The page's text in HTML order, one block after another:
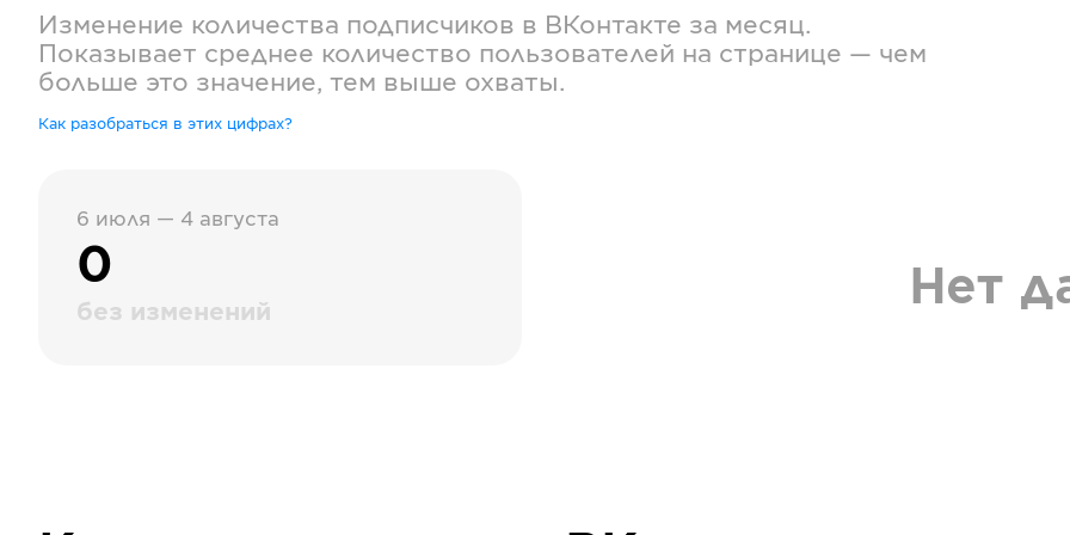
Изменение количества подписчиков в ВКонтакте за месяц.
Показывает среднее количество пользователей на странице — чем
больше это значение, тем выше охваты.
Как разобраться в этих цифрах?
6 июля — 4 августа
0
без изменений Нет